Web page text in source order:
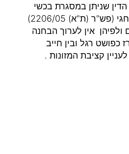
שניתן במסגרת בכשי
דניאל נ' עו"ד אריה חגי (פש"ר (ת"א) 2206/05)
ולפיהן אין לערוך הבחנה
כפושט רגל ובין חייב
קציבת המזונות .